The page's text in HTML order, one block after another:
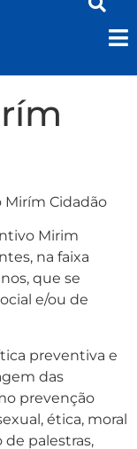
Cidadão
Mirim
na faixa
que se
e/ou de
preventiva e
das
prevenção
ética, moral
palestras,